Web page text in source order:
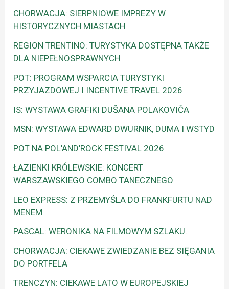
CHORWACJA: SIERPNIOWE IMPREZY W
HISTORYCZNYCH MIASTACH
REGION TRENTINO: TURYSTYKA DOSTĘPNA TAKŻE
DLA NIEPEŁNOSPRAWNYCH
POT: PROGRAM WSPARCIA TURYSTYKI
PRZYJAZDOWEJ I INCENTIVE TRAVEL 2026
IS: WYSTAWA GRAFIKI DUŠANA POLAKOVIČA
MSN: WYSTAWA EDWARD DWURNIK, DUMA I WSTYD
POT NA POL’AND’ROCK FESTIVAL 2026
ŁAZIENKI KRÓLEWSKIE: KONCERT
WARSZAWSKIEGO COMBO TANECZNEGO
LEO EXPRESS: Z PRZEMYŚLA DO FRANKFURTU NAD
MENEM
PASCAL: WERONIKA NA FILMOWYM SZLAKU.
CHORWACJA: CIEKAWE ZWIEDZANIE BEZ SIĘGANIA
DO PORTFELA
TRENCZYN: CIEKAWE LATO W EUROPEJSKIEJ